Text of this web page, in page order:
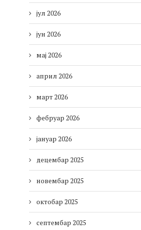
јул 2026
јун 2026
мај 2026
април 2026
март 2026
фебруар 2026
јануар 2026
децембар 2025
новембар 2025
октобар 2025
септембар 2025